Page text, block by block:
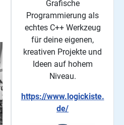
Grafische
Programmierung als
echtes C++ Werkzeug
für deine eigenen,
kreativen Projekte und
Ideen auf hohem
Niveau.
https://www.logickiste.
de/